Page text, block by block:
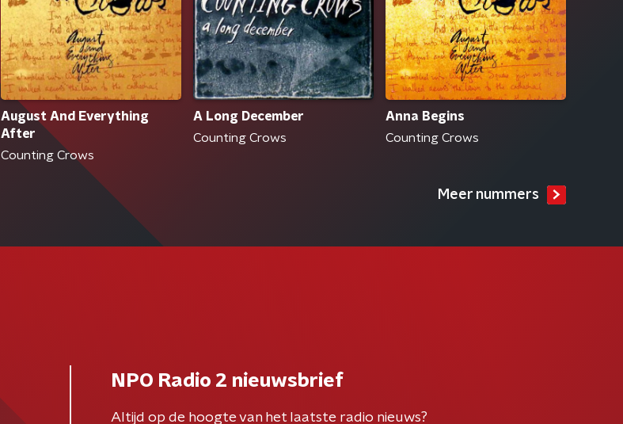
August And Everything
After
Counting Crows
A Long December
Counting Crows
Anna Begins
Counting Crows
Meer nummers
NPO Radio 2 nieuwsbrief
Altijd op de hoogte van het laatste radio nieuws?